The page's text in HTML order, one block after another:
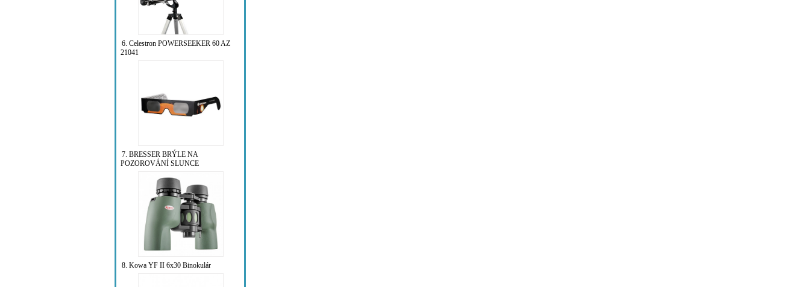
6. Celestron POWERSEEKER 60 AZ
21041
7. BRESSER BRÝLE NA
POZOROVÁNÍ SLUNCE
8. Kowa YF II 6x30 Binokulár